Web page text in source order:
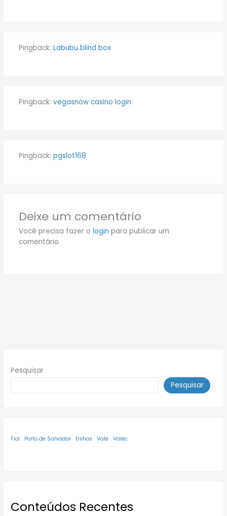
Pingback: Labubu blind box
Pingback: vegasnow casino login
Pingback: pgslot168
Deixe um comentário
Você precisa fazer o login para publicar um
comentário.
Pesquisar
Pesquisar
Fiol Porto de Salvador trilhos Vale Valec
Conteúdos Recentes